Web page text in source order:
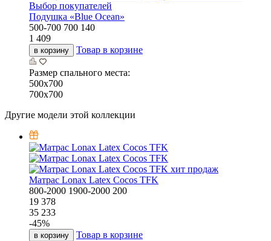
Выбор покупателей
Подушка «Bluе Ocean»
500-700 700 140
1 409
в корзину Товар в корзине
Размер спального места:
500х700
700х700
Другие модели этой коллекции
хит продаж
Матрас Lonax Latex Cocos TFK
800-2000 1900-2000 200
19 378
35 233
-45%
в корзину Товар в корзине